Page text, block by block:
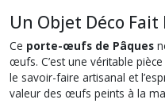
Un Objet Déco
Ce porte-œufs de Pâques
œufs. C’est une véritable
le savoir-faire artisanal et
valeur des œufs peints à la